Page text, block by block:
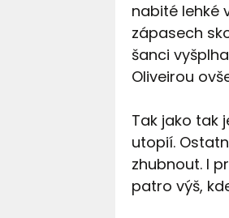
nabité lehké
zápasech
šanci
Oliveirou
Tak jako tak
utopií.
zhubnout. I
patro výš,